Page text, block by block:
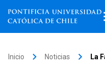
Inicio keyboard_arrow_right Noticias keyboard_arrow_right La